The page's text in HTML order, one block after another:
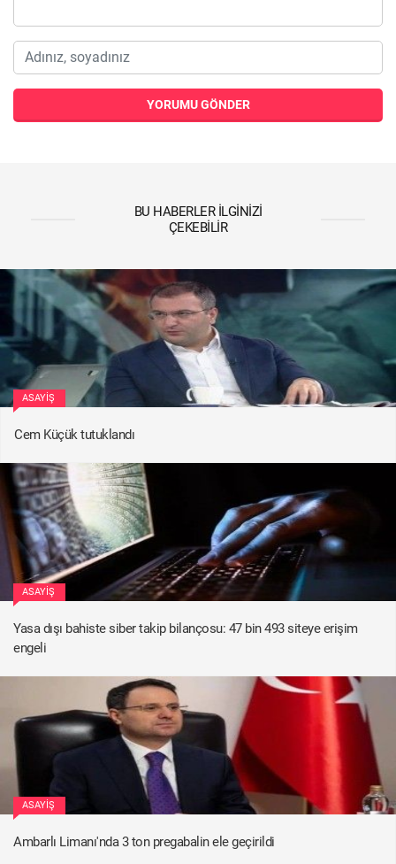
YORUMU GÖNDER
BU HABERLER İLGINIZI
ÇEKEBILIR
ASAYIŞ
Cem Küçük tutuklandı
ASAYIŞ
Yasa dışı bahiste siber takip bilançosu: 47 bin 493 siteye erişim
engeli
ASAYIŞ
Ambarlı Limanı'nda 3 ton pregabalin ele geçirildi